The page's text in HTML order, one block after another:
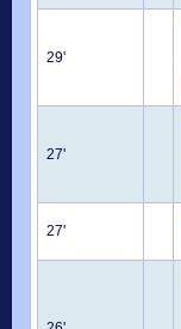
29'
27'
27'